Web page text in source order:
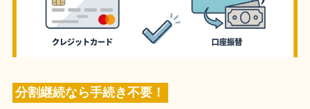
分割継続なら手続き不要！